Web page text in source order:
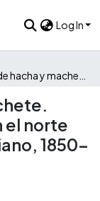
Log In
el norte
1850-